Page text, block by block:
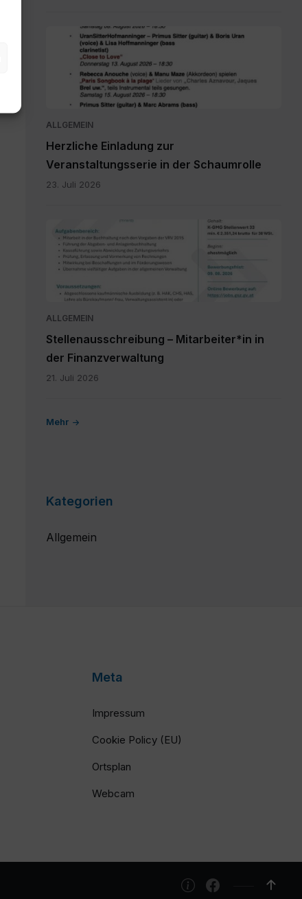
Schaumrolle.jpg
ALLGEMEIN
Herzliche Einladung zur
Veranstaltungsserie in der Schaumrolle
23. Juli 2026
Millstatt
MA
(1).pdf
ALLGEMEIN
Stellenausschreibung – Mitarbeiter*in in
der Finanzverwaltung
21. Juli 2026
Mehr
Kategorien
Allgemein
Meta
Impressum
Cookie Policy (EU)
Ortsplan
Webcam